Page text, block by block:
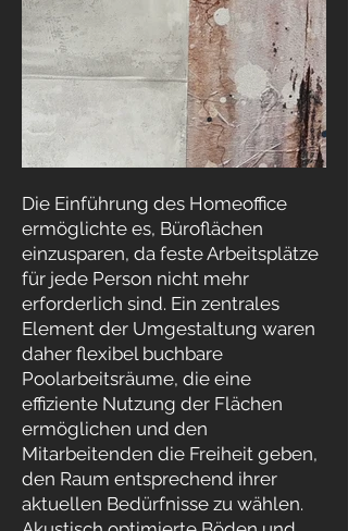
Die Einführung des Homeoffice
ermöglichte es, Büroflächen
einzusparen, da feste Arbeitsplätze
für jede Person nicht mehr
erforderlich sind. Ein zentrales
Element der Umgestaltung waren
daher flexibel buchbare
Poolarbeitsräume, die eine
effiziente Nutzung der Flächen
ermöglichen und den
Mitarbeitenden die Freiheit geben,
den Raum entsprechend ihrer
aktuellen Bedürfnisse zu wählen.